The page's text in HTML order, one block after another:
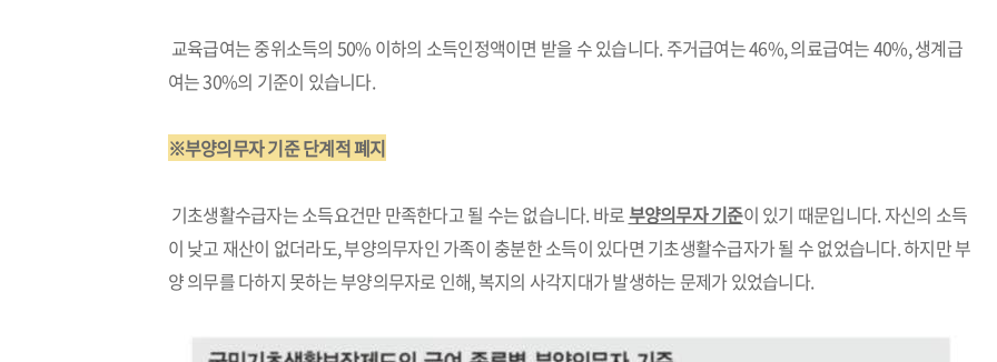
교육급여는 중위소득의 50% 이하의 소득인정액이면 받을 수 있습니다. 주거급여는 46%, 의료급여는 40%, 생계급
여는 30%의 기준이 있습니다.
※부양의무자 기준 단계적 폐지
기초생활수급자는 소득요건만 만족한다고 될 수는 없습니다. 바로부양의무자 기준이 있기 때문입니다. 자신의 소득
이 낮고 재산이 없더라도, 부양의무자인 가족이 충분한 소득이 있다면 기초생활수급자가 될 수 없었습니다. 하지만 부
양 의무를 다하지 못하는 부양의무자로 인해, 복지의 사각지대가 발생하는 문제가 있었습니다.